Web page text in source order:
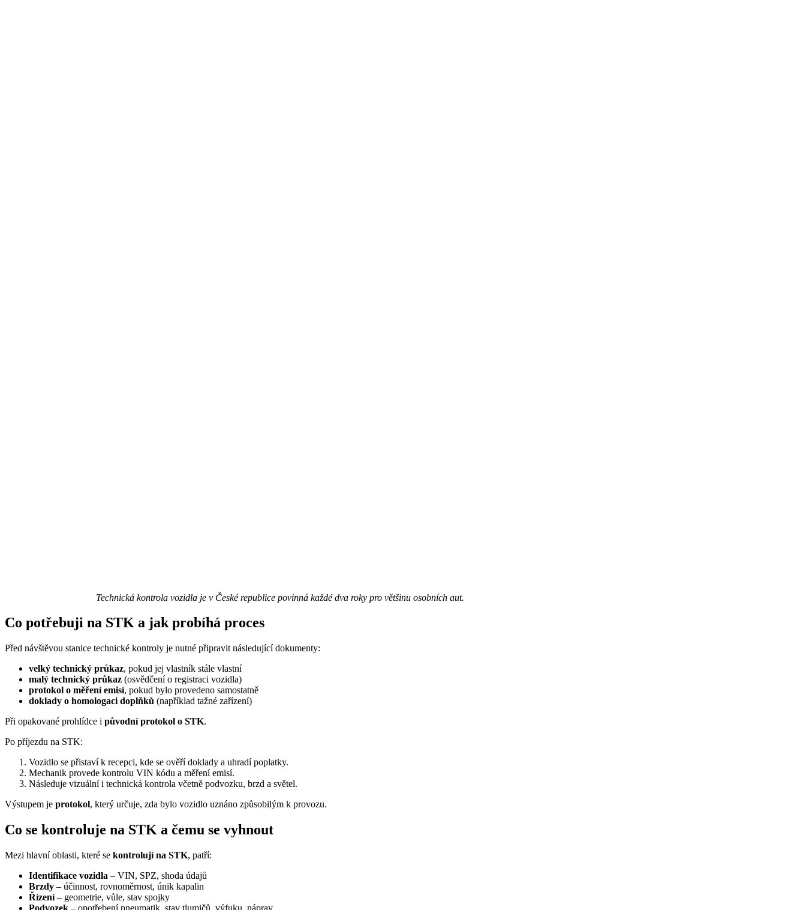
Technická kontrola vozidla je v České republice povinná každé dva roky pro většinu osobních aut.
Co potřebuji na STK a jak probíhá proces
Před návštěvou stanice technické kontroly je nutné připravit následující dokumenty:
velký technický průkaz, pokud jej vlastník stále vlastní
malý technický průkaz (osvědčení o registraci vozidla)
protokol o měření emisí, pokud bylo provedeno samostatně
doklady o homologaci doplňků (například tažné zařízení)
Při opakované prohlídce i původní protokol o STK.
Po příjezdu na STK:
Vozidlo se přistaví k recepci, kde se ověří doklady a uhradí poplatky.
Mechanik provede kontrolu VIN kódu a měření emisí.
Následuje vizuální i technická kontrola včetně podvozku, brzd a světel.
Výstupem je protokol, který určuje, zda bylo vozidlo uznáno způsobilým k provozu.
Co se kontroluje na STK a čemu se vyhnout
Mezi hlavní oblasti, které se kontrolují na STK, patří:
Identifikace vozidla – VIN, SPZ, shoda údajů
Brzdy – účinnost, rovnoměrnost, únik kapalin
Řízení– geometrie, vůle, stav spojky